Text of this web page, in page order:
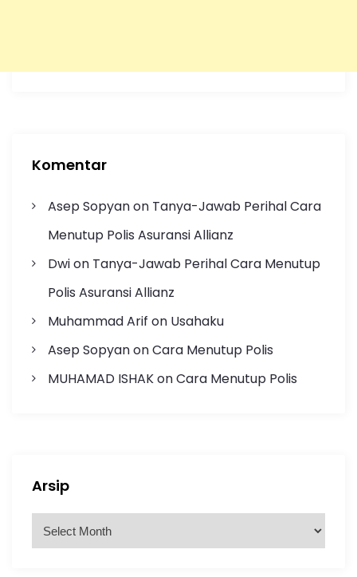
Komentar
Asep Sopyanon Tanya-Jawab Perihal Cara
Menutup Polis Asuransi Allianz
Dwion Tanya-Jawab Perihal Cara Menutup
Polis Asuransi Allianz
Muhammad Arif on Usahaku
Asep SopyanonCara Menutup Polis
MUHAMAD ISHAKonCara Menutup Polis
Arsip